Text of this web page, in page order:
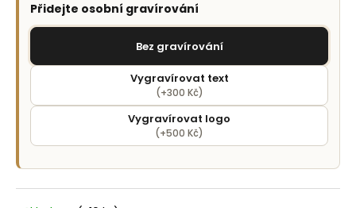
Přidejte osobní gravírování
Bez gravírování
Vygravírovat text
(+300 Kč)
Vygravírovat logo
(+500 Kč)